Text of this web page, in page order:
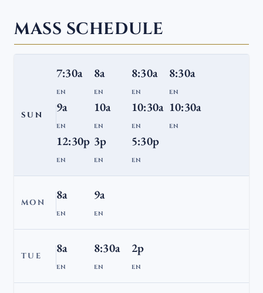
MASS SCHEDULE
SUN
7:30a
EN
8a
EN
8:30a
EN
8:30a
EN
9a
EN
10a
EN
10:30a
EN
10:30a
EN
12:30p
EN
3p
EN
5:30p
EN
MON
8a
EN
9a
EN
TUE
8a
EN
8:30a
EN
2p
EN